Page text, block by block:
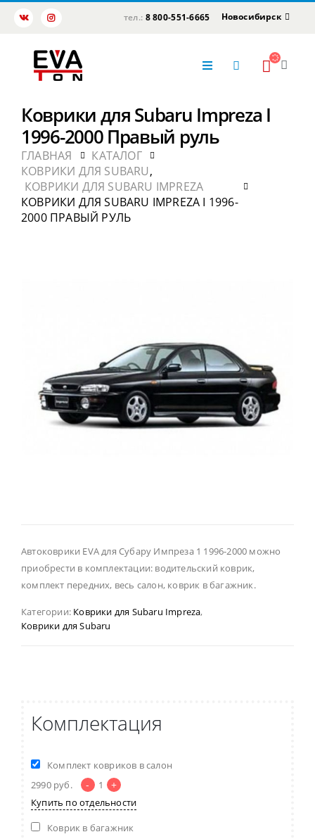
тел.: 8 800-551-6665 Новосибирск
Коврики для Subaru Impreza I
1996-2000 Правый руль
ГЛАВНАЯ
КАТАЛОГ
КОВРИКИ ДЛЯ SUBARU,
КОВРИКИ ДЛЯ SUBARU IMPREZA
КОВРИКИ ДЛЯ SUBARU IMPREZA I 1996-
2000 ПРАВЫЙ РУЛЬ
Автоковрики EVA для Субару Импреза 1 1996-2000 можно
приобрести в комплектации: водительский коврик,
комплект передних, весь салон, коврик в багажник.
Категории: Коврики для Subaru Impreza,
Коврики для Subaru
Комплектация
Комплект ковриков в салон
2990 руб. - 1 +
Купить по отдельности
Коврик в багажник